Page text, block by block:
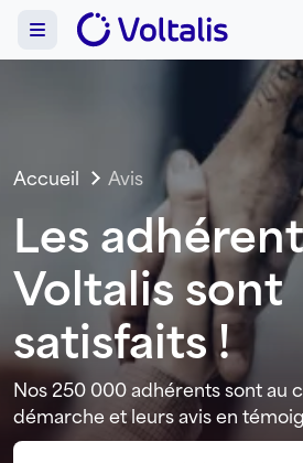
Aller au contenu
Skip to footer
Menu
Accueil Avis
Les
Voltalis sont
satisfaits !
Nos 250 000 adhérents sont au
démarche et leurs avis en